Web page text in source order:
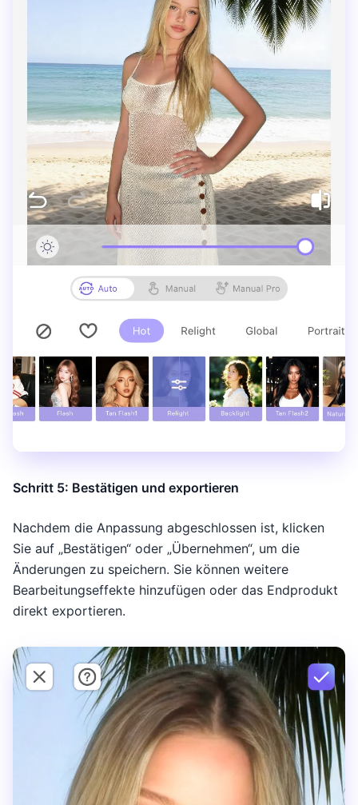
Schritt 5: Bestätigen und exportieren
Nachdem die Anpassung abgeschlossen ist, klicken
Sie auf „Bestätigen“ oder „Übernehmen“, um die
Änderungen zu speichern. Sie können weitere
Bearbeitungseffekte hinzufügen oder das Endprodukt
direkt exportieren.